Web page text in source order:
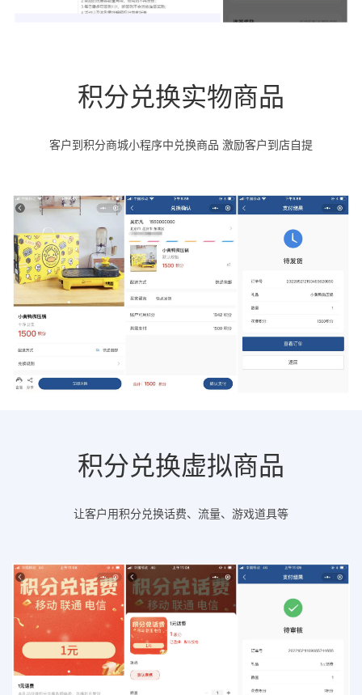
积分兑换实物商品
客户到积分商城小程序中兑换商品 激励客户到店自提
积分兑换虚拟商品
让客户用积分兑换话费、流量、游戏道具等